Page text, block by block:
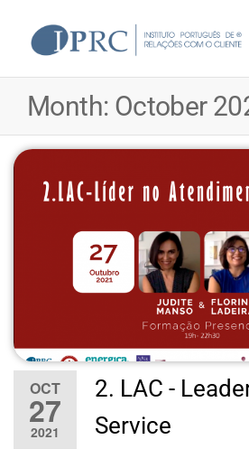
content
Month: October
OCT
27
2021
2. LAC -
Service